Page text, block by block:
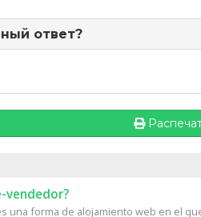
ответ?
vendedor?
una forma de alojamiento web en el